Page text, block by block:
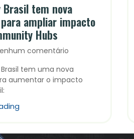
Brasil tem nova
ampliar impacto
Hubs
comentário
tem uma nova
aumentar o impacto